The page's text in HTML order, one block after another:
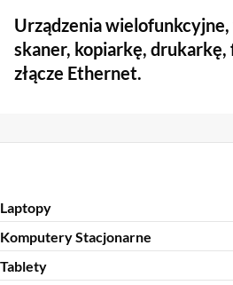
Urządzenia
skaner, kopiarkę, drukarkę,
złącze Ethernet.
Laptopy
Komputery Stacjonarne
Tablety